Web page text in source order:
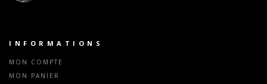
INFORMATIONS
MON COMPTE
MON PANIER